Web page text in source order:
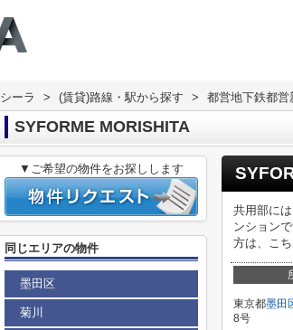
シーラ > (賃貸)路線・駅から探す > 都営地下鉄都営
SYFORME MORISHITA
共用部に
ンション
方は、こ
東京都墨田
8号
▼ご希望の物件をお探しします
同じエリアの物件
墨田区
菊川